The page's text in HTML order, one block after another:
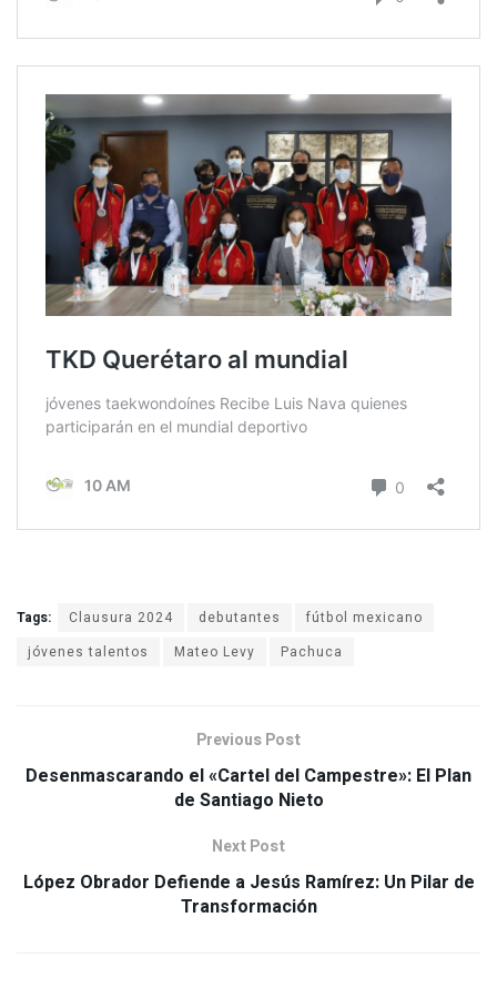
Tags: Clausura 2024 debutantes
fútbol mexicano
jóvenes talentos
Mateo Levy Pachuca
Previous Post
Desenmascarando el «Cartel del Campestre»: El Plan
de Santiago Nieto
Next Post
López Obrador Defiende a Jesús Ramírez: Un Pilar de
Transformación